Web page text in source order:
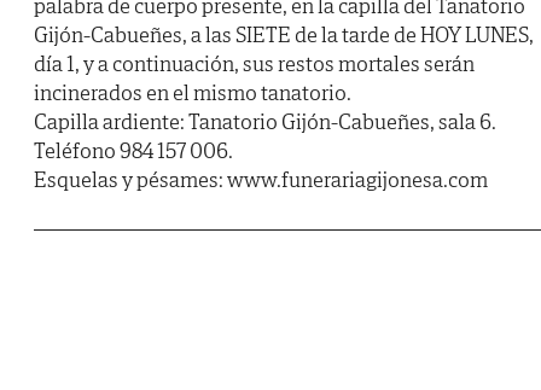
Gijón-Cabueñes, a las SIETE de la tarde de HOY LUNES,
día 1, y a continuación, sus restos mortales serán
incinerados en el mismo tanatorio.
Capilla ardiente: Tanatorio Gijón-Cabueñes, sala 6.
Teléfono 984 157 006.
Esquelas y pésames: www.funerariagijonesa.com